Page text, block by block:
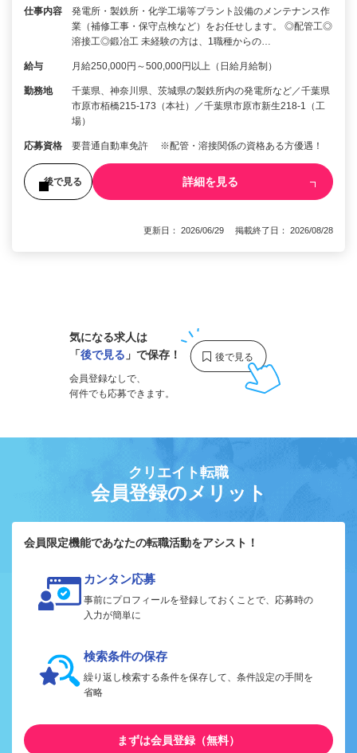
仕事内容
発電所・製鉄所・化学工場等プラント設備のメンテナンス作
業（補修工事・保守点検など）をお任せします。 ◎配管工◎
溶接工◎鍛冶工 未経験の方は、1職種からの…
給与 月給250,000円～500,000円以上（日給月給制）
勤務地
千葉県、神奈川県、茨城県の製鉄所内の発電所など／千葉県
市原市栢橋215-173（本社）／千葉県市原市新生218-1（工
場）
応募資格 要普通自動車免許 ※配管・溶接関係の資格ある方優遇！
後で見る 詳細を見る
更新日： 2026/06/29 掲載終了日： 2026/08/28
気になる求人は
「後で見る 」で保存！
会員登録なしで、
何件でも応募できます。
クリエイト転職
会員登録のメリット
会員限定機能であなたの転職活動をアシスト！
カンタン応募
事前にプロフィールを登録しておくことで、応募時の
入力が簡単に
検索条件の保存
繰り返し検索する条件を保存して、条件設定の手間を
省略
まずは会員登録（無料）